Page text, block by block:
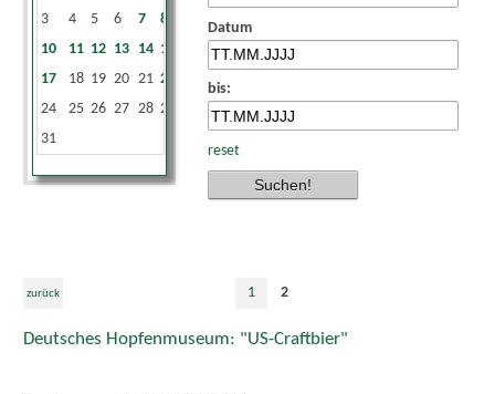
3
4 5 6 7 8
10
11 12 13 14 15
17
18 19 20 21 22
24
25 26 27 28 29
31
Datum
bis:
reset
zurück 1 2
Deutsches Hopfenmuseum: "US-Craftbier"